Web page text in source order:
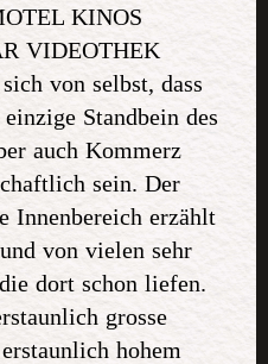
KINOS
VIDEOTHEK
von selbst, dass
Standbein des
auch Kommerz
sein. Der
Innenbereich erzählt
von vielen sehr
dort schon liefen.
grosse
hohem